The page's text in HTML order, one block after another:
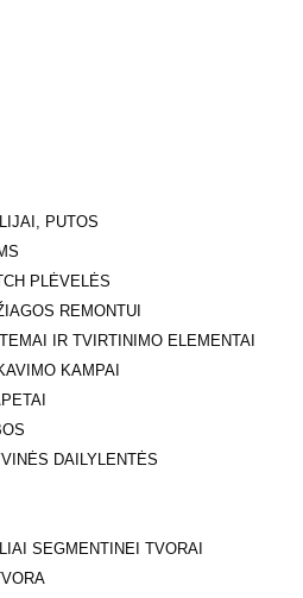
PUTOS
PLĖVELĖS
REMONTUI
IR TVIRTINIMO ELEMENTAI
KAMPAI
DAILYLENTĖS
SEGMENTINEI TVORAI